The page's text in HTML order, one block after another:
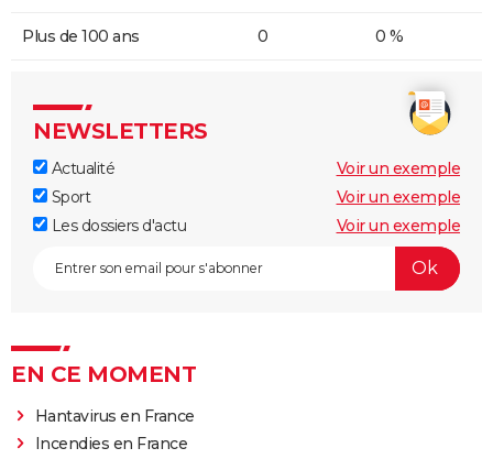
Plus de 100 ans 0 0 %
NEWSLETTERS
Actualité
Voir un exemple
Sport
Voir un exemple
Les dossiers d'actu
Voir un exemple
EN CE MOMENT
Hantavirus en France
Incendies en France